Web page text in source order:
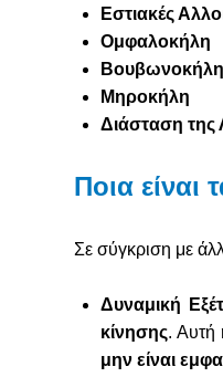
Εστιακές
Ομφαλοκήλη
Βουβωνοκήλη
Μηροκήλη
Διάσταση της
Ποια
Σε σύγκριση με
Δυναμική
κίνησης. Αυτή
μην είναι